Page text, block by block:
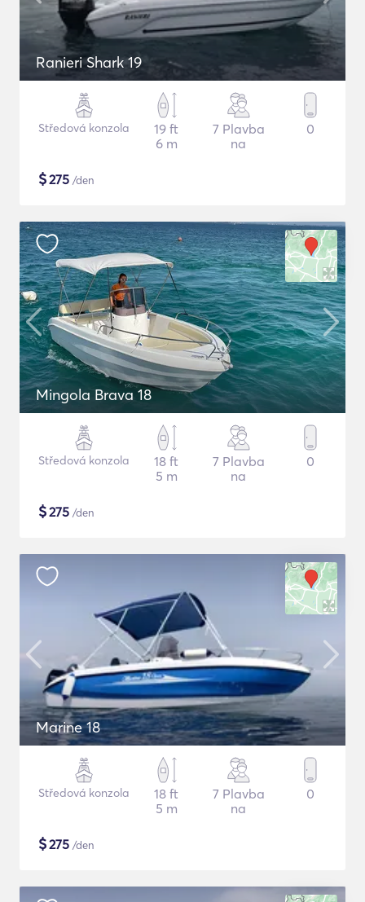
Ranieri Shark 19
Středová konzola
19 ft
6 m
7 Plavba
na
0
$275 /den
Mingola Brava 18
Středová konzola
18 ft
5 m
7 Plavba
na
0
$275 /den
Marine 18
Středová konzola
18 ft
5 m
7 Plavba
na
0
$275 /den